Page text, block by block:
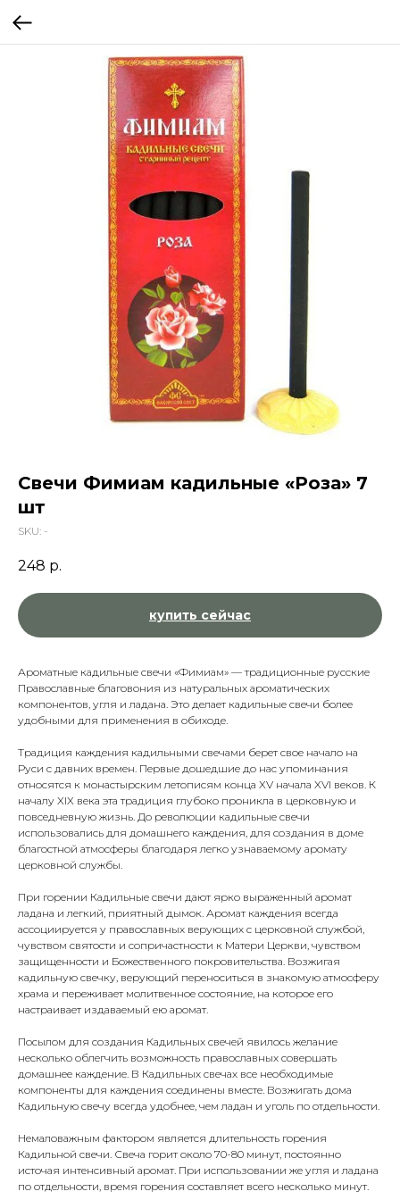
Свечи Фимиам кадильные «Роза» 7
шт
SKU: -
248 р.
купить сейчас
Ароматные кадильные свечи «Фимиам» — традиционные русские
Православные благовония из натуральных ароматических
компонентов, угля и ладана. Это делает кадильные свечи более
удобными для применения в обиходе.
Традиция каждения кадильными свечами берет свое начало на
Руси с давних времен. Первые дошедшие до нас упоминания
относятся к монастырским летописям конца XV начала XVI веков. К
началу XIX века эта традиция глубоко проникла в церковную и
повседневную жизнь. До революции кадильные свечи
использовались для домашнего каждения, для создания в доме
благостной атмосферы благодаря легко узнаваемому аромату
церковной службы.
При горении Кадильные свечи дают ярко выраженный аромат
ладана и легкий, приятный дымок. Аромат каждения всегда
ассоциируется у православных верующих с церковной службой,
чувством святости и сопричастности к Матери Церкви, чувством
защищенности и Божественного покровительства. Возжигая
кадильную свечку, верующий переноситься в знакомую атмосферу
храма и переживает молитвенное состояние, на которое его
настраивает издаваемый ею аромат.
Посылом для создания Кадильных свечей явилось желание
несколько облегчить возможность православных совершать
домашнее каждение. В Кадильных свечах все необходимые
компоненты для каждения соединены вместе. Возжигать дома
Кадильную свечу всегда удобнее, чем ладан и уголь по отдельности.
Немаловажным фактором является длительность горения
Кадильной свечи. Свеча горит около 70-80 минут, постоянно
источая интенсивный аромат. При использовании же угля и ладана
по отдельности, время горения составляет всего несколько минут.